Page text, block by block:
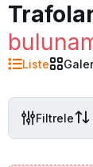
Liste
Filtrele